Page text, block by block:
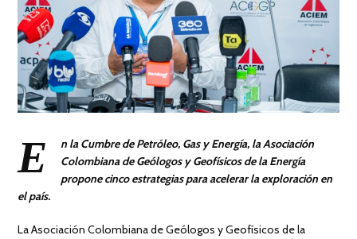
E
n la Cumbre de Petróleo, Gas y Energía, la Asociación
Colombiana de Geólogos y Geofísicos de la Energía
propone cinco estrategias para acelerar la exploración en
el país.
La Asociación Colombiana de Geólogos y Geofísicos de la